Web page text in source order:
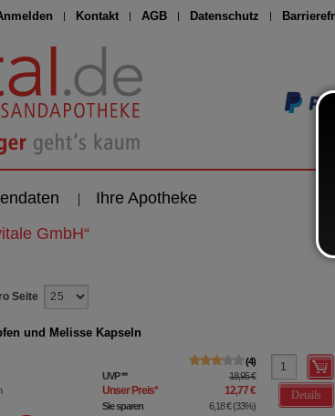
Kontakt AGB Datenschutz
Ihre Apotheke
GmbH“
Seite
und Melisse Kapseln
4
UVP** 18,95 €
Unser Preis* 12,77 €
Sie sparen 6,18 €(33%)
Details